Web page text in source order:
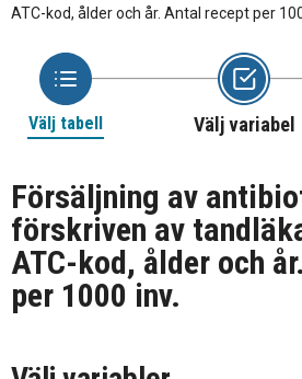
ATC-kod, ålder och år. Antal recept per
Välj tabell Välj variabel
Försäljning av
förskriven av
ATC-kod, ålder och
per 1000 inv.